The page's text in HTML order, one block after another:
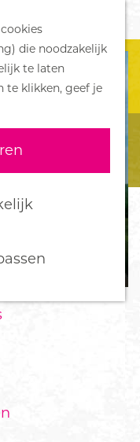
die noodzakelijk
te laten
te klikken, geef je